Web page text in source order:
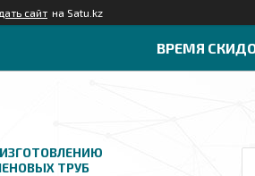
сайт на Satu.kz
ВРЕМЯ
ТРУБ